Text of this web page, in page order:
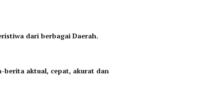
dari berbagai Daerah.
berita aktual, cepat, akurat dan